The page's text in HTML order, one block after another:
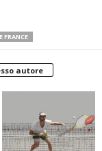
FRANCE
autore